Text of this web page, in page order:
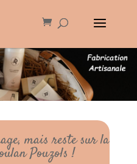
mais reste sur la
Pouzols !